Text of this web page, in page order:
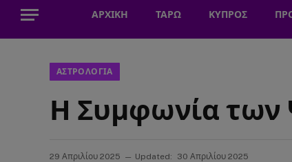
ΑΡΧΙΚΗ ΤΑΡΩ ΚΥΠΡΟΣ
ΑΣΤΡΟΛΟΓΙΑ
Η Συμφωνία
29 Απριλίου 2025 Updated: 30 Απριλίου 2025